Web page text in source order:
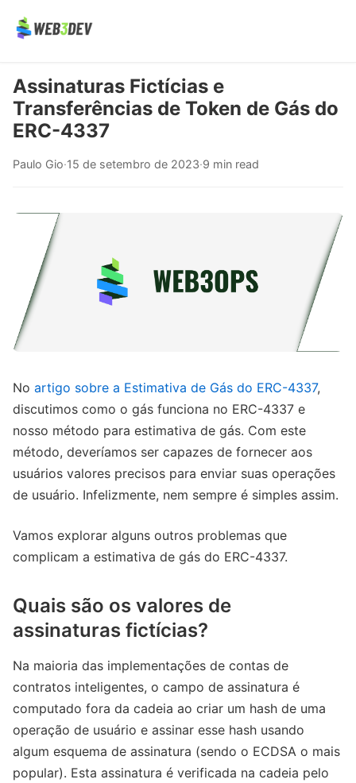
Assinaturas Fictícias e
Transferências de Token de Gás do
ERC-4337
Paulo Gio·15 de setembro de 2023·9 min read
No artigo sobre a Estimativa de Gás do ERC-4337,
discutimos como o gás funciona no ERC-4337 e
nosso método para estimativa de gás. Com este
método, deveríamos ser capazes de fornecer aos
usuários valores precisos para enviar suas operações
de usuário. Infelizmente, nem sempre é simples assim.
Vamos explorar alguns outros problemas que
complicam a estimativa de gás do ERC-4337.
Quais são os valores de
assinaturas fictícias?
Na maioria das implementações de contas de
contratos inteligentes, o campo de assinatura é
computado fora da cadeia ao criar um hash de uma
operação de usuário e assinar esse hash usando
algum esquema de assinatura (sendo o ECDSA o mais
popular). Esta assinatura é verificada na cadeia pelo